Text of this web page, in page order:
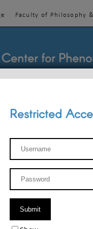
Faculty of Philosophy
Center for
TEACHINGS
Restricted